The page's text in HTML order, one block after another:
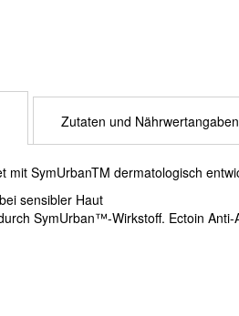
mit SymUrbanTM dermatologisch
sensibler Haut
SymUrban™-Wirkstoff. Ectoin Anti-
Zutaten und Nährwertangaben